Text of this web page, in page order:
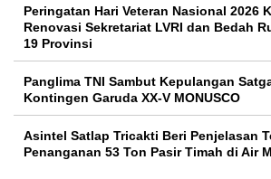
Peringatan Hari Veteran Nasional 2026
Renovasi Sekretariat LVRI dan Bedah
19 Provinsi
Panglima TNI Sambut Kepulangan
Kontingen Garuda XX-V MONUSCO
Asintel Satlap Tricakti Beri Penjelasan
Penanganan 53 Ton Pasir Timah di Air